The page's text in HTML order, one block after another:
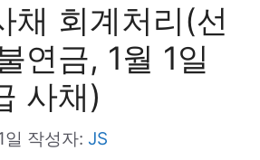
채 회계처리(선
연금, 1월 1일
사채)
작성자: JS